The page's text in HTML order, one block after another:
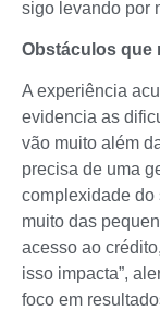
sigo levando por
Obstáculos que
A experiência
evidencia as
vão muito além
precisa de uma
complexidade do
muito das
acesso ao
isso impacta”,
foco em